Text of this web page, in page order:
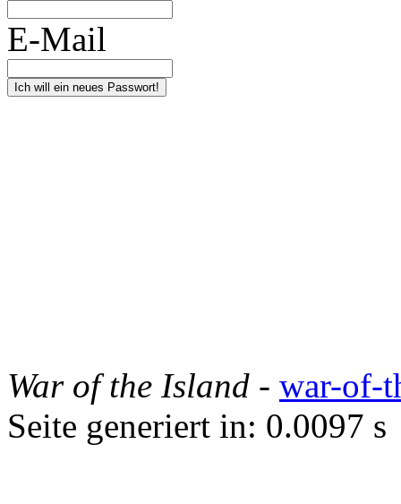
E-Mail
War of the Island - war-of-
Seite generiert in: 0.0097 s